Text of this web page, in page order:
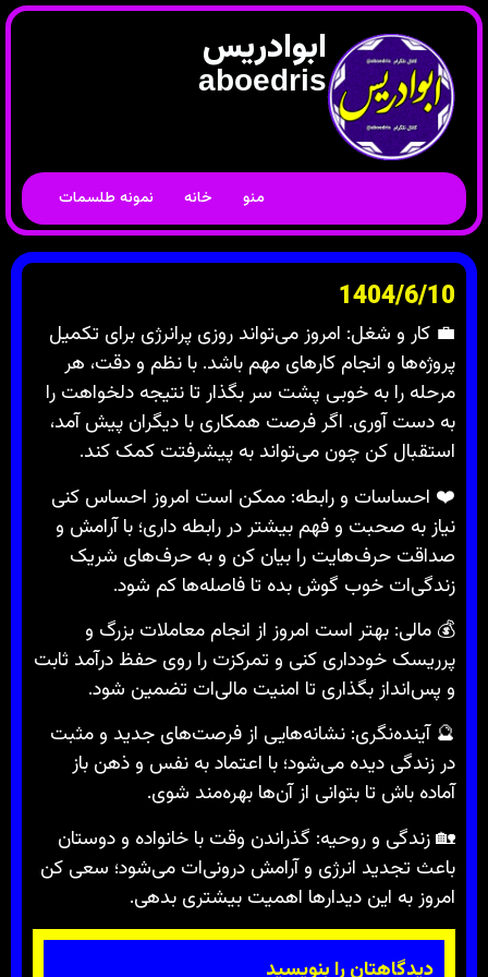
ابوادریس
aboedris
منو خانه نمونه طلسمات
1404/6/10
💼 کار و شغل: امروز می‌تواند روزی پرانرژی برای تکمیل
پروژه‌ها و انجام کارهای مهم باشد. با نظم و دقت، هر
مرحله را به خوبی پشت سر بگذار تا نتیجه دلخواهت را
به دست آوری. اگر فرصت همکاری با دیگران پیش آمد،
استقبال کن چون می‌تواند به پیشرفتت کمک کند.
❤️ احساسات و رابطه: ممکن است امروز احساس کنی
نیاز به صحبت و فهم بیشتر در رابطه داری؛ با آرامش و
صداقت حرف‌هایت را بیان کن و به حرف‌های شریک
زندگی‌ات خوب گوش بده تا فاصله‌ها کم شود.
💰 مالی: بهتر است امروز از انجام معاملات بزرگ و
پرریسک خودداری کنی و تمرکزت را روی حفظ درآمد ثابت
و پس‌انداز بگذاری تا امنیت مالی‌ات تضمین شود.
🔮 آینده‌نگری: نشانه‌هایی از فرصت‌های جدید و مثبت
در زندگی دیده می‌شود؛ با اعتماد به نفس و ذهن باز
آماده باش تا بتوانی از آن‌ها بهره‌مند شوی.
🏡 زندگی و روحیه: گذراندن وقت با خانواده و دوستان
باعث تجدید انرژی و آرامش درونی‌ات می‌شود؛ سعی کن
امروز به این دیدارها اهمیت بیشتری بدهی.
دیدگاهتان را بنویسید